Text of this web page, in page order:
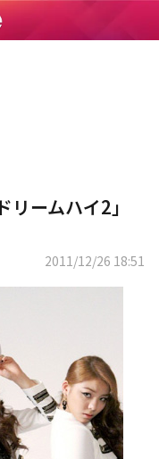
ームハイ2」
2011/12/26 18:51